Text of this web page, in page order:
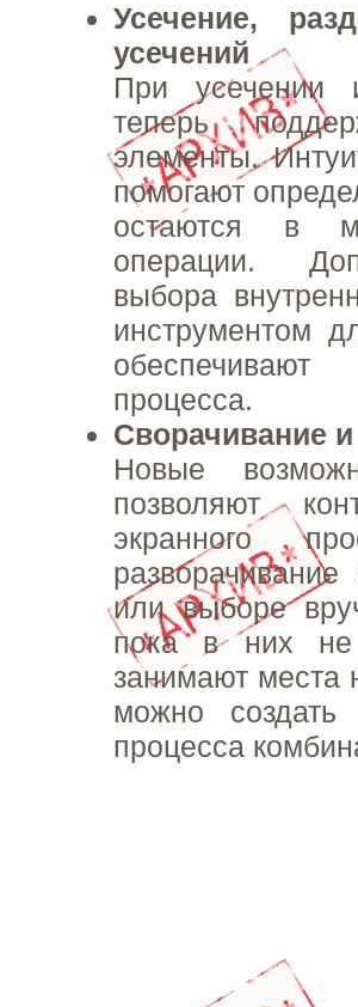
Усечение,
усечений
При усечении
теперь
элементы.
помогают
остаются в
операции.
выбора
инструментом
процесса.
Сворачивание
Новые
позволяют
экранного
или выборе
пока в них не
занимают места
можно создать
процесса